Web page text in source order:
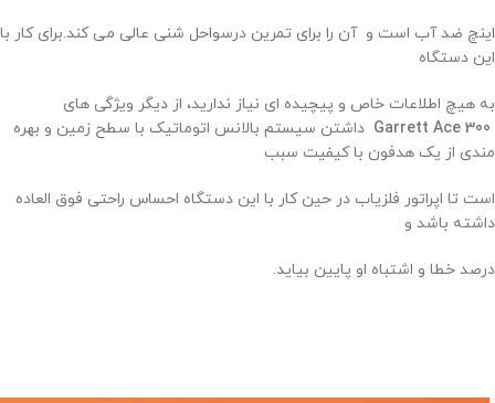
اینچ ضد آب است و آن را برای تمرین درسواحل شنی عالی می کند.برای کار با
این دستگاه
به هیچ اطلاعات خاص و پیچیده ای نیاز ندارید، از دیگر ویژگی های
Garrett Ace 300 داشتن سیستم بالانس اتوماتیک با سطح زمین و بهره
مندی از یک هدفون با کیفیت سبب
است تا اپراتور فلزیاب در حین کار با این دستگاه احساس راحتی فوق العاده
داشته باشد و
درصد خطا و اشتباه او پایین بیاید.